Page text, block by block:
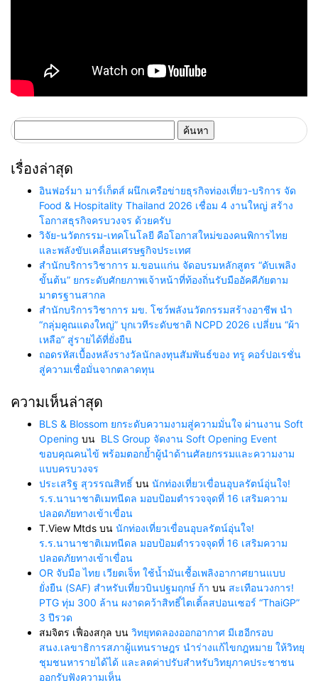
สำหรับ:
เรื่องล่าสุด
อินฟอร์มา มาร์เก็ตส์ ผนึกเครือข่ายธุรกิจท่องเที่ยว-บริการ จัด
Food & Hospitality Thailand 2026 เชื่อม 4 งานใหญ่ สร้าง
โอกาสธุรกิจครบวงจร ด้วยครับ
วิจัย-นวัตกรรม-เทคโนโลยี คือโอกาสใหม่ของคนพิการไทย
และพลังขับเคลื่อนเศรษฐกิจประเทศ
สำนักบริการวิชาการ ม.ขอนแก่น จัดอบรมหลักสูตร “ดับเพลิง
ขั้นต้น” ยกระดับศักยภาพเจ้าหน้าที่ท้องถิ่นรับมืออัคคีภัยตาม
มาตรฐานสากล
สำนักบริการวิชาการ มข. โชว์พลังนวัตกรรมสร้างอาชีพ นำ
“กลุ่มคูณแดงใหญ่” บุกเวทีระดับชาติ NCPD 2026 เปลี่ยน “ผ้า
เหลือ” สู่รายได้ที่ยั่งยืน
ถอดรหัสเบื้องหลังรางวัลนักลงทุนสัมพันธ์ของ ทรู คอร์ปอเรชั่น
สู่ความเชื่อมั่นจากตลาดทุน
ความเห็นล่าสุด
BLS & Blossom ยกระดับความงามสู่ความมั่นใจ ผ่านงาน Soft
Opening บน BLS Group จัดงาน Soft Opening Event
ขอบคุณคนไข้ พร้อมตอกย้ำผู้นำด้านศัลยกรรมและความงาม
แบบครบวงจร
ประเสริฐ สุวรรณสิทธิ์ บน นักท่องเที่ยวเขื่อนอุบลรัตน์อุ่นใจ!
ร.ร.นานาชาติเมทนีดล มอบป้อมตำรวจจุดที่ 16 เสริมความ
ปลอดภัยทางเข้าเขื่อน
T.View Mtds บน นักท่องเที่ยวเขื่อนอุบลรัตน์อุ่นใจ!
ร.ร.นานาชาติเมทนีดล มอบป้อมตำรวจจุดที่ 16 เสริมความ
ปลอดภัยทางเข้าเขื่อน
OR จับมือ ไทย เวียตเจ็ท ใช้น้ำมันเชื้อเพลิงอากาศยานแบบ
ยั่งยืน (SAF) สำหรับเที่ยวบินปฐมฤกษ์ ก้า บน สะเทือนวงการ!
PTG ทุ่ม 300 ล้าน ผงาดคว้าสิทธิ์ไตเติ้ลสปอนเซอร์ “ThaiGP”
3 ปีรวด
สมจิตร เฟื่องสกุล บน วิทยุทดลองออกอากาศ มีเฮอีกรอบ
สนง.เลขาธิการสภาผู้แทนราษฎร นำร่างแก้ไขกฎหมาย ให้วิทยุ
ชุมชนหารายได้ได้ และลดค่าปรับสำหรับวิทยุภาคประชาชน
ออกรับฟังความเห็น